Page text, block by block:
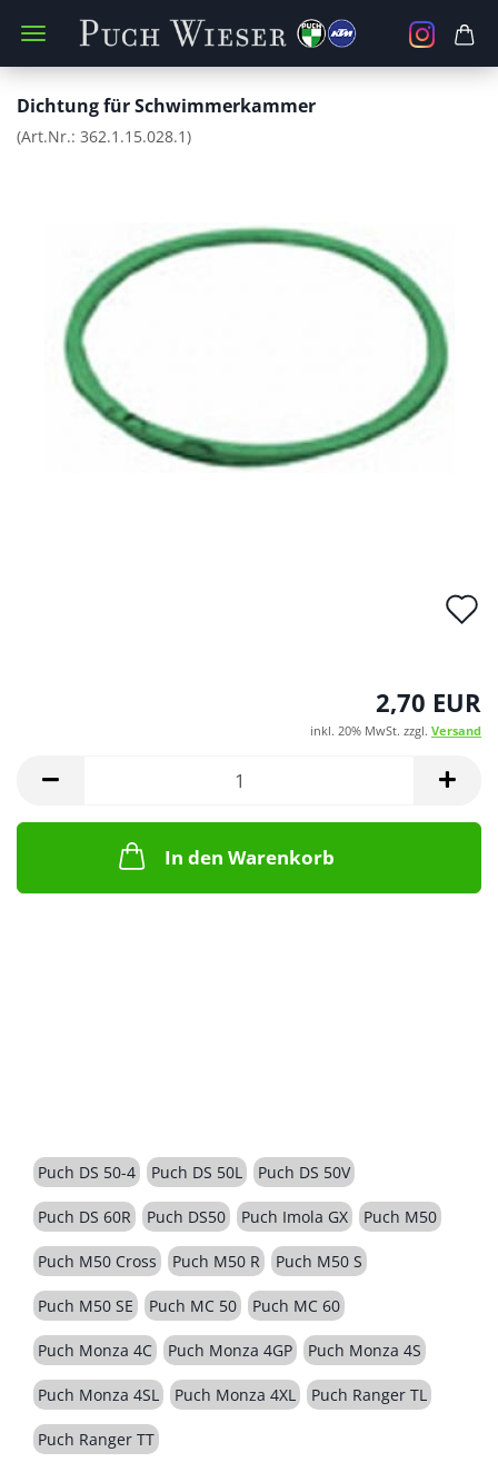
Dichtung für Schwimmerkammer
(Art.Nr.: 362.1.15.028.1)
2,70 EUR
inkl. 20% MwSt. zzgl. Versand
In den Warenkorb
Puch DS 50-4 Puch DS 50L Puch DS 50V
Puch DS 60R Puch DS50 Puch Imola GX Puch M50
Puch M50 Cross Puch M50 R Puch M50 S
Puch M50 SE Puch MC 50 Puch MC 60
Puch Monza 4C Puch Monza 4GP Puch Monza 4S
Puch Monza 4SL Puch Monza 4XL Puch Ranger TL
Puch Ranger TT